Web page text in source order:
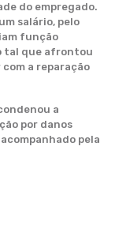
do empregado.
salário, pelo
função
tal que afrontou
a reparação
a
por danos
pela